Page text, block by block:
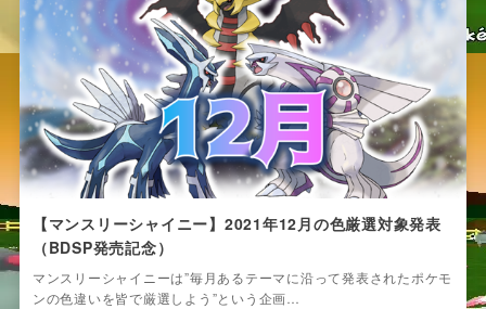
【マンスリーシャイニー】2021年12月の色厳選対象発表
（BDSP発売記念）
マンスリーシャイニーは”毎月あるテーマに沿って発表されたポケモ
ンの色違いを皆で厳選しよう”という企画…